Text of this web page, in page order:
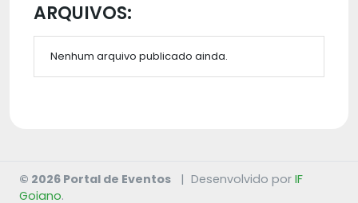
ARQUIVOS:
Nenhum arquivo publicado ainda.
© 2026 Portal de Eventos | Desenvolvido por IF
Goiano.